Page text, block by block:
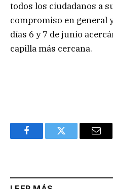
todos los ciudadanos a
compromiso en general
días 6 y 7 de junio
capilla más cercana.
FacebookTwitter